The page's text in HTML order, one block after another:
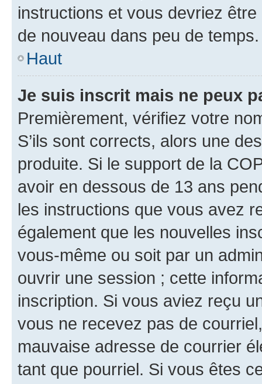
instructions et vous devriez
de nouveau dans peu de temps.
Haut
Je suis inscrit mais ne peux
Premièrement, vérifiez votre
S’ils sont corrects, alors une
produite. Si le support de la
avoir en dessous de 13 ans
les instructions que vous avez
également que les nouvelles
vous-même ou soit par un
ouvrir une session ; cette
inscription. Si vous aviez reçu
vous ne recevez pas de
mauvaise adresse de courrier
tant que pourriel. Si vous êtes